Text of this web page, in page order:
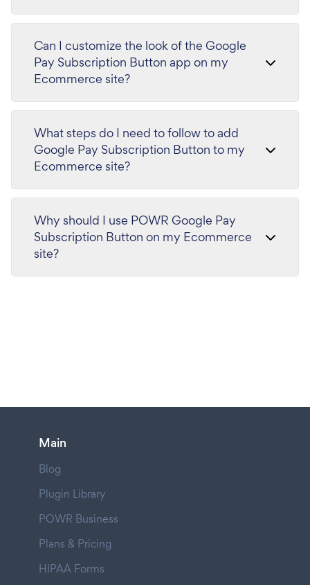
Can I customize the look of the Google
Pay Subscription Button app on my
Ecommerce site?
What steps do I need to follow to add
Google Pay Subscription Button to my
Ecommerce site?
Why should I use POWR Google Pay
Subscription Button on my Ecommerce
site?
Main
Blog
Plugin Library
POWR Business
Plans & Pricing
HIPAA Forms